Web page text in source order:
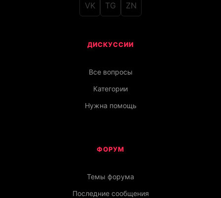
VK TG ZN
ДИСКУССИИ
Все вопросы
Категории
Нужна помощь
ФОРУМ
Темы форума
Последние сообщения